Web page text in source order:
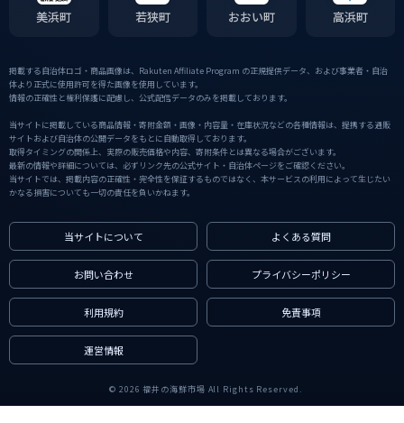
美浜町 若狭町 おおい町 高浜町
掲載する自治体ロゴ・商品画像は、Rakuten Affiliate Program の正規提供データ、および事業者・自治
体より正式に使用許可を得た画像を使用しています。
情報の正確性と権利保護に配慮し、公式配信データのみを掲載しております。
当サイトに掲載している商品情報・寄附金額・画像・内容量・在庫状況などの各種情報は、提携する通販
サイトおよび自治体の公開データをもとに自動取得しております。
取得タイミングの関係上、実際の販売価格や内容、寄附条件とは異なる場合がございます。
最新の情報や詳細については、必ずリンク先の公式サイト・自治体ページをご確認ください。
当サイトでは、掲載内容の正確性・完全性を保証するものではなく、本サービスの利用によって生じたい
かなる損害についても一切の責任を負いかねます。
当サイトについて よくある質問
お問い合わせ プライバシーポリシー
利用規約 免責事項
運営情報
© 2026 福井の海鮮市場 All Rights Reserved.